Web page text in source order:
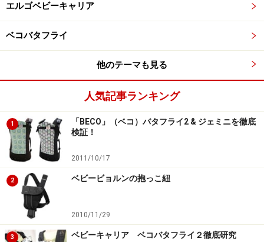
エルゴベビーキャリア
ベコバタフライ
他のテーマも見る
人気記事ランキング
1
「BECO」（ベコ）バタフライ2 & ジェミニを徹底
検証！
2011/10/17
2 ベビービョルンの抱っこ紐
2010/11/29
3 ベビーキャリア ベコバタフライ２徹底研究